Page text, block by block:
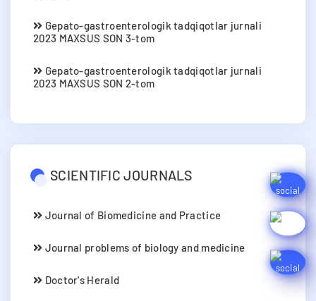
Gepato-gastroenterologik tadqiqotlar jurnali
2023 MAXSUS SON 3-tom
Gepato-gastroenterologik tadqiqotlar jurnali
2023 MAXSUS SON 2-tom
SCIENTIFIC JOURNALS
Journal of Biomedicine and Practice
Journal problems of biology and medicine
Doctor's Herald